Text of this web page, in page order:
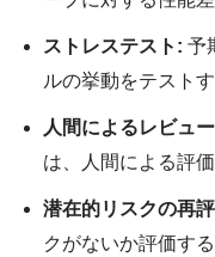
ストレステスト: 予
ルの挙動をテストす
人間によるレビュ
は、人間による評
潜在的リスクの再
クがないか評価する